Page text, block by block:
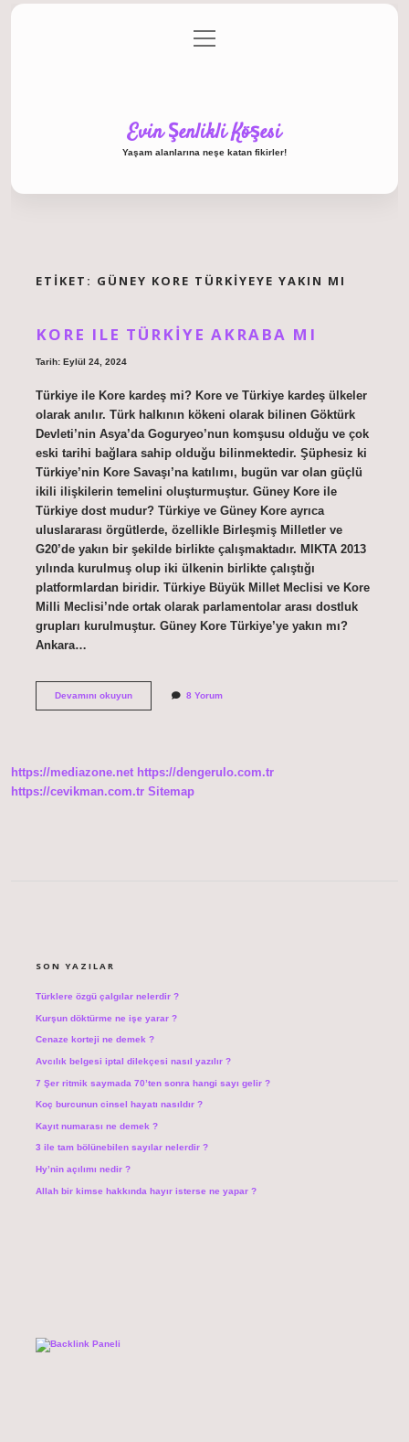
Gizlilik Politikası
menüyü
aç
Evin Şenlikli Köşesi
Yaşam alanlarına neşe katan fikirler!
ETIKET: GÜNEY KORE TÜRKIYEYE YAKIN MI
KORE ILE TÜRKIYE AKRABA MI
Tarih: Eylül 24, 2024
Türkiye ile Kore kardeş mi? Kore ve Türkiye kardeş ülkeler
olarak anılır. Türk halkının kökeni olarak bilinen Göktürk
Devleti’nin Asya’da Goguryeo’nun komşusu olduğu ve çok
eski tarihi bağlara sahip olduğu bilinmektedir. Şüphesiz ki
Türkiye’nin Kore Savaşı’na katılımı, bugün var olan güçlü
ikili ilişkilerin temelini oluşturmuştur. Güney Kore ile
Türkiye dost mudur? Türkiye ve Güney Kore ayrıca
uluslararası örgütlerde, özellikle Birleşmiş Milletler ve
G20’de yakın bir şekilde birlikte çalışmaktadır. MIKTA 2013
yılında kurulmuş olup iki ülkenin birlikte çalıştığı
platformlardan biridir. Türkiye Büyük Millet Meclisi ve Kore
Milli Meclisi’nde ortak olarak parlamentolar arası dostluk
grupları kurulmuştur. Güney Kore Türkiye’ye yakın mı?
Ankara…
Devamını okuyunKore
8 Yorum
https://mediazone.net https://dengerulo.com.tr
https://cevikman.com.tr Sitemap
SON YAZILAR
Türklere özgü çalgılar nelerdir ?
Kurşun döktürme ne işe yarar ?
Cenaze korteji ne demek ?
Avcılık belgesi iptal dilekçesi nasıl yazılır ?
7 Şer ritmik saymada 70’ten sonra hangi sayı gelir ?
Koç burcunun cinsel hayatı nasıldır ?
Kayıt numarası ne demek ?
3 ile tam bölünebilen sayılar nelerdir ?
Hy’nin açılımı nedir ?
Allah bir kimse hakkında hayır isterse ne yapar ?